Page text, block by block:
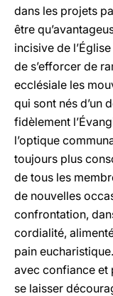
dans les projets
être
incisive de
de s’efforcer de
ecclésiale les
qui sont nés d’un
fidèlement
l’optique
toujours plus
de tous les
de nouvelles
confrontation,
cordialité,
pain
avec confiance et
se laisser